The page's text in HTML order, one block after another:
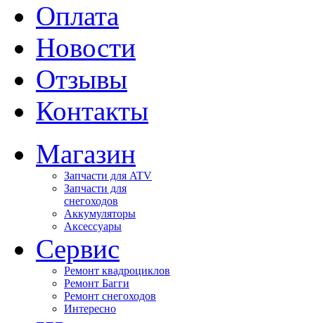
Оплата
Новости
Отзывы
Контакты
Магазин
Запчасти для ATV
Запчасти для
снегоходов
Аккумуляторы
Аксессуары
Сервис
Ремонт квадроциклов
Ремонт Багги
Ремонт снегоходов
Интересно